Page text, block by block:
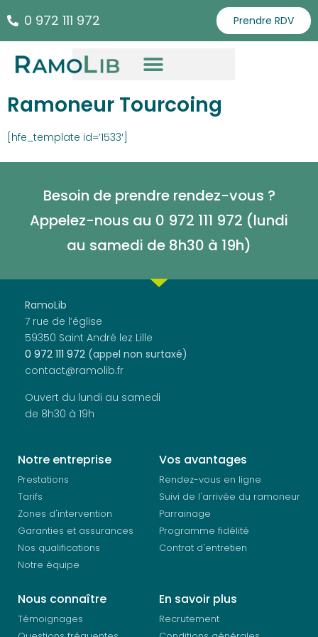
0 972 111 972 Prendre RDV
Ramoneur Tourcoing
[hfe_template id=’1533′]
Besoin de prendre rendez-vous ?
Appelez-nous au 0 972 111 972 (lundi
au samedi de 8h30 à 19h)
RamoLib
7 rue de l’église
59350 Saint André lez Lille
0 972 111 972 (appel non surtaxé)
contact@ramolib.fr
Ouvert du lundi au samedi
de 8h30 à 19h
Notre entreprise
Prestations
Tarifs
Zones d'intervention
Garanties et assurances
Nos qualifications
Notre équipe
Vos avantages
Rendez-vous en ligne
Suivi de l'arrivée du ramoneur
Parrainage
Programme fidélité
Contrat d'entretien
Nous connaître
Témoignages
En savoir plus
Recrutement